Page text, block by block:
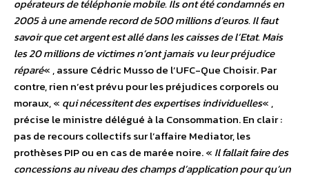
opérateurs de téléphonie mobile. Ils ont été condamnés en
2005 à une amende record de 500 millions d’euros. Il faut
savoir que cet argent est allé dans les caisses de l’Etat. Mais
les 20 millions de victimes n’ont jamais vu leur préjudice
réparé« , assure Cédric Musso de l’UFC-Que Choisir. Par
contre, rien n’est prévu pour les préjudices corporels ou
moraux, « qui nécessitent des expertises individuelles« ,
précise le ministre délégué à la Consommation. En clair :
pas de recours collectifs sur l’affaire Mediator, les
prothèses PIP ou en cas de marée noire. « Il fallait faire des
concessions au niveau des champs d’application pour qu’un